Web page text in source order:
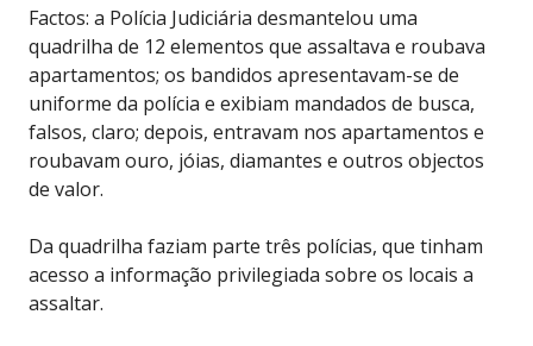
Factos: a Polícia Judiciária desmantelou uma
quadrilha de 12 elementos que assaltava e roubava
apartamentos; os bandidos apresentavam-se de
uniforme da polícia e exibiam mandados de busca,
falsos, claro; depois, entravam nos apartamentos e
roubavam ouro, jóias, diamantes e outros objectos
de valor.
Da quadrilha faziam parte três polícias, que tinham
acesso a informação privilegiada sobre os locais a
assaltar.